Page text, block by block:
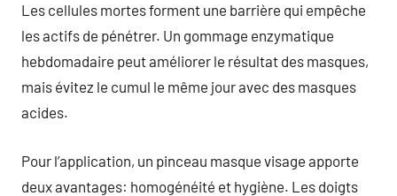
Les cellules mortes forment une barrière qui empêche
les actifs de pénétrer. Un gommage enzymatique
hebdomadaire peut améliorer le résultat des masques,
mais évitez le cumul le même jour avec des masques
acides.
Pour l’application, un pinceau masque visage apporte
deux avantages: homogénéité et hygiène. Les doigts